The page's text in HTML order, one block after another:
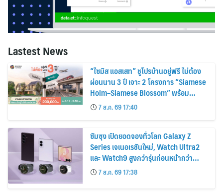
Lastest News
“ไซมิส แอสเสท” ชูโปรบ้านอยู่ฟรี ไม่ต้อง
ผ่อนนาน 3 ปี เจาะ 2 โครงการ “Siamese
Holm–Siamese Blossom” พร้อม
ส่วนลดและสิทธิพิเศษถึง 31 สิงหาคม
2569
7 ส.ค. 69 17:40
ซัมซุง เปิดยอดจองทั่วโลก Galaxy Z
Series เจเนอเรชันใหม่, Watch Ultra2
และ Watch9 สูงกว่ารุ่นก่อนหน้ากว่า
30%7 ส.ค. 69 17:38